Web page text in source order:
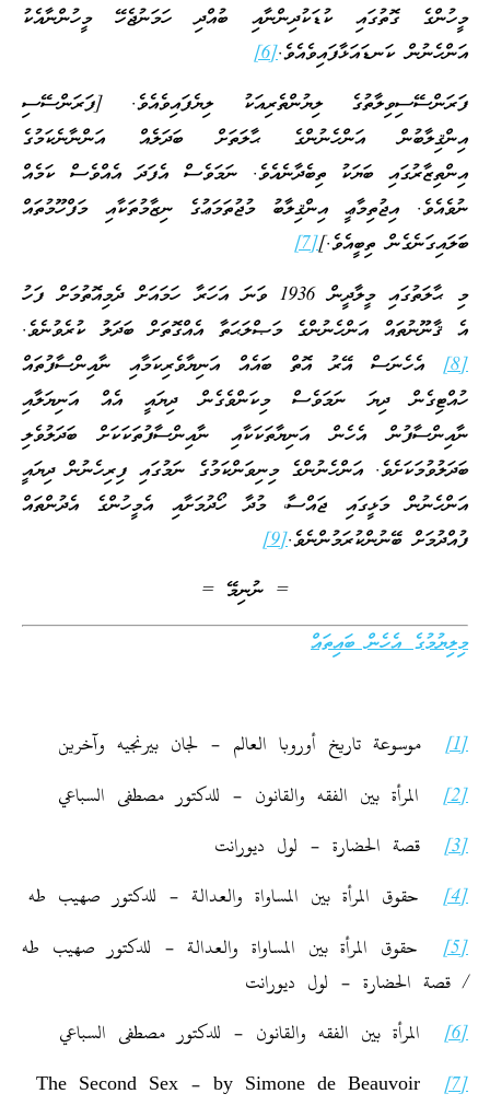
މީހުންގެ ގޮތުގައި ކުޑަކުދިންނާއި ބުއްދި ހަމަނުޖެހޭ މީހުންނާއެކު
އަންހެނުން ކަނޑައަޅާފައިވެއެވެ.[6]
ފަރަންސޭސިވިލާތުގެ ލިޔުންތެރިއަކު ލިޔެފައިވެއެވެ. [ފަރަންސޭސި
އިންޤިލާބުން އަންހެނުންގެ ޙާލަތަށް ބަދަލެއް އަންނާނެކަމުގެ
އިންތިޒާރުގައި ބަޔަކު ތިބެދާނެއެވެ. ނަމަވެސް އެފަދަ އެއްވެސް ކަމެއް
ނުވެއެވެ. އިޖުތިމާޢީ އިންޤިލާބު މުޖުތަމަޢުގެ ނިޒާމުތަކާއި މަފްހޫމުތައް
ބަލައިގަނެގެން ތިބީއެވެ.][7]
މި ޙާލަތުގައި މީލާދީން 1936 ވަނަ އަހަރާ ހަމައަށް ދެމިއޮތުމަށް ފަހު
އެ ޤާނޫނުތައް އަންހެނުންގެ މަޞްލަޙަތާ އެއްގޮތަށް ބަދަލު ކުރެވުނެވެ.
[8]
އެހެނަސް އޭރު އޮތް ބައެއް އަނިޔާވެރިކަމާއި ނާއިންސާފުތައް
ހުއްޓިގެން ދިޔަ ނަމަވެސް މިކަންވެގެން ދިޔައީ އެއް އަނިޔަލާއި
ނާއިންސާފުން އެހެން އަނިޔާތަކަކާއި ނާއިންސާފުތަކަކަށް ބަދަލުވެލި
ބަދަލުވުމަކަށެވެ. އަންހެނުންގެ މިނިވަންކަމުގެ ނަމުގައި ފިރިހެނުން ދިޔައީ
އަންހެނުން މަޅީގައި ޖައްސާ، މުދާ ހޯދުމަށާއި އެމީހުންގެ އެދުންތައް
ފުއްދުމަށް ބޭނުންކުރަމުންނެވެ.[9]
= ނުނިމޭ =
މިލިޔުމުގެ އެހެން ބައިތައް
[1]
موسوعة تاريخ أوروبا العالم – لجان بيرنجيه وآخرين
[2]
المرأة بين الفقه والقانون – للدكتور مصطفى السباعي
[3]
قصة الحضارة – لول ديورانت
[4]
حقوق المرأة بين المساواة والعدالة – للدكتور صهيب طه
[5]
حقوق المرأة بين المساواة والعدالة – للدكتور صهيب طه
/ قصة الحضارة – لول ديورانت
[6]
المرأة بين الفقه والقانون – للدكتور مصطفى السباعي
[7]